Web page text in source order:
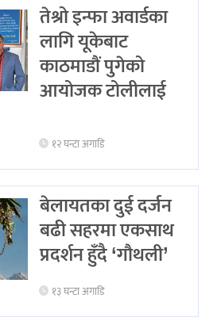
तेश्रो इन्फा अवार्डका
लागि यूकेबाट
काठमाडौं पुगेको
आयोजक टोलीलाई
१२ घन्टा अगाडि
बेलायतका दुई दर्जन
बढी सहरमा एकसाथ
प्रदर्शन हुँदै ‘गौथली’
१३ घन्टा अगाडि